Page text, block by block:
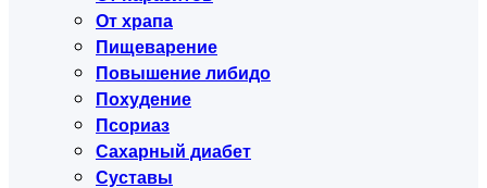
От храпа
Пищеварение
Повышение либидо
Похудение
Псориаз
Сахарный диабет
Суставы